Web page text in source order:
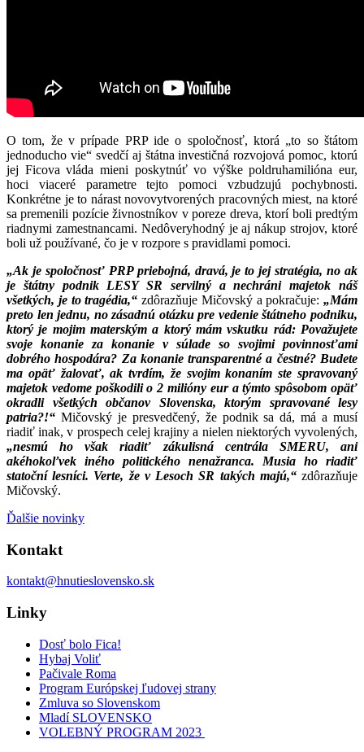
O tom, že v prípade PRP ide o spoločnosť, ktorá „to so štátom
jednoducho vie“ svedčí aj štátna investičná rozvojová pomoc, ktorú
jej Ficova vláda mieni poskytnúť vo výške poldruhamilióna eur,
hoci viaceré parametre tejto pomoci vzbudzujú pochybnosti.
Konkrétne je to nárast novovytvorených pracovných miest, na ktoré
sa premenili pozície živnostníkov v poreze dreva, ktorí boli predtým
riadnymi zamestnancami. Nedôveryhodný je aj nákup strojov, ktoré
boli už používané, čo je v rozpore s pravidlami pomoci.
„Ak je spoločnosť PRP priebojná, dravá, je to jej stratégia, no ak
je štátny podnik LESY SR servilný a nechráni majetok náš
všetkých, je to tragédia,“ zdôrazňuje Mičovský a pokračuje: „Mám
preto len jednu, no zásadnú otázku pre vedenie štátneho podniku,
ktorý je mojim materským a ktorý mám vskutku rád: Považujete
svoje konanie za konanie v súlade so svojimi povinnosťami
dobrého hospodára? Za konanie transparentné a čestné? Budete
ma opäť žalovať, ak tvrdím, že svojim konaním ste spravovaný
majetok vedome poškodili o 2 milióny eur a týmto spôsobom opäť
okradli všetkých občanov Slovenska, ktorým spravované lesy
patria?!“ Mičovský je presvedčený, že podnik sa dá, má a musí
riadiť inak, v prospech celej krajiny a nielen niektorých vyvolených,
„nesmú ho však riadiť zákulisná centrála SMERU, ani
akéhokoľvek iného politického nenažranca. Musia ho riadiť
statoční lesníci. Verte, že v Lesoch SR takých majú,“ zdôrazňuje
Mičovský.
Ďalšie novinky
Kontakt
kontakt@hnutieslovensko.sk
Linky
Dosť bolo Fica!
Hybaj Voliť
Pačivale Roma
Program Európskej ľudovej strany
Zmluva so Slovenskom
Mladí SLOVENSKO
VOLEBNÝ PROGRAM 2023